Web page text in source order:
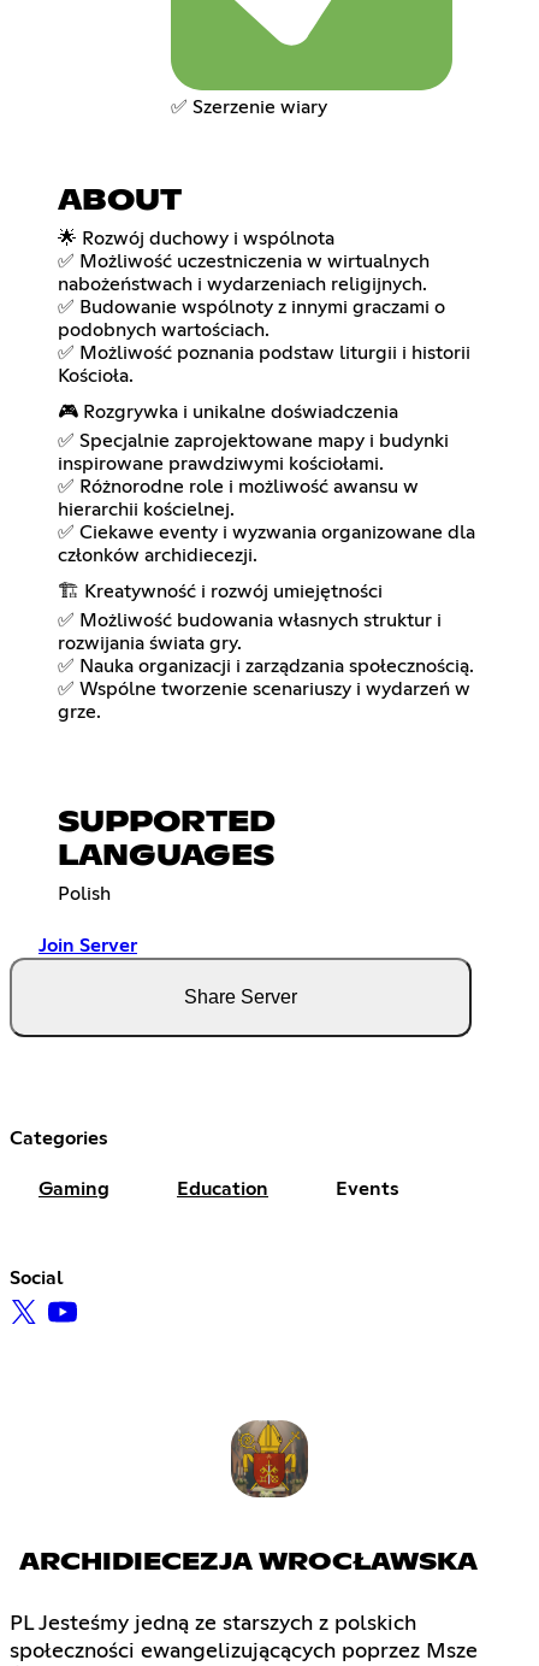
✅ Szerzenie wiary
ABOUT
🌟 Rozwój duchowy i wspólnota
✅ Możliwość uczestniczenia w wirtualnych
nabożeństwach i wydarzeniach religijnych.
✅ Budowanie wspólnoty z innymi graczami o
podobnych wartościach.
✅ Możliwość poznania podstaw liturgii i historii
Kościoła.
🎮 Rozgrywka i unikalne doświadczenia
✅ Specjalnie zaprojektowane mapy i budynki
inspirowane prawdziwymi kościołami.
✅ Różnorodne role i możliwość awansu w
hierarchii kościelnej.
✅ Ciekawe eventy i wyzwania organizowane dla
członków archidiecezji.
🏗 Kreatywność i rozwój umiejętności
✅ Możliwość budowania własnych struktur i
rozwijania świata gry.
✅ Nauka organizacji i zarządzania społecznością.
✅ Wspólne tworzenie scenariuszy i wydarzeń w
grze.
SUPPORTED
LANGUAGES
Polish
Join Server
Share Server
Categories
Gaming Education Events
Social
ARCHIDIECEZJA WROCŁAWSKA
PL Jesteśmy jedną ze starszych z polskich
społeczności ewangelizującących poprzez Msze